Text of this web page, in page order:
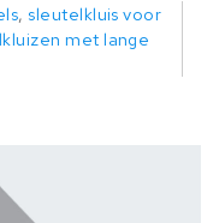
, sleutelkluis voor
met lange